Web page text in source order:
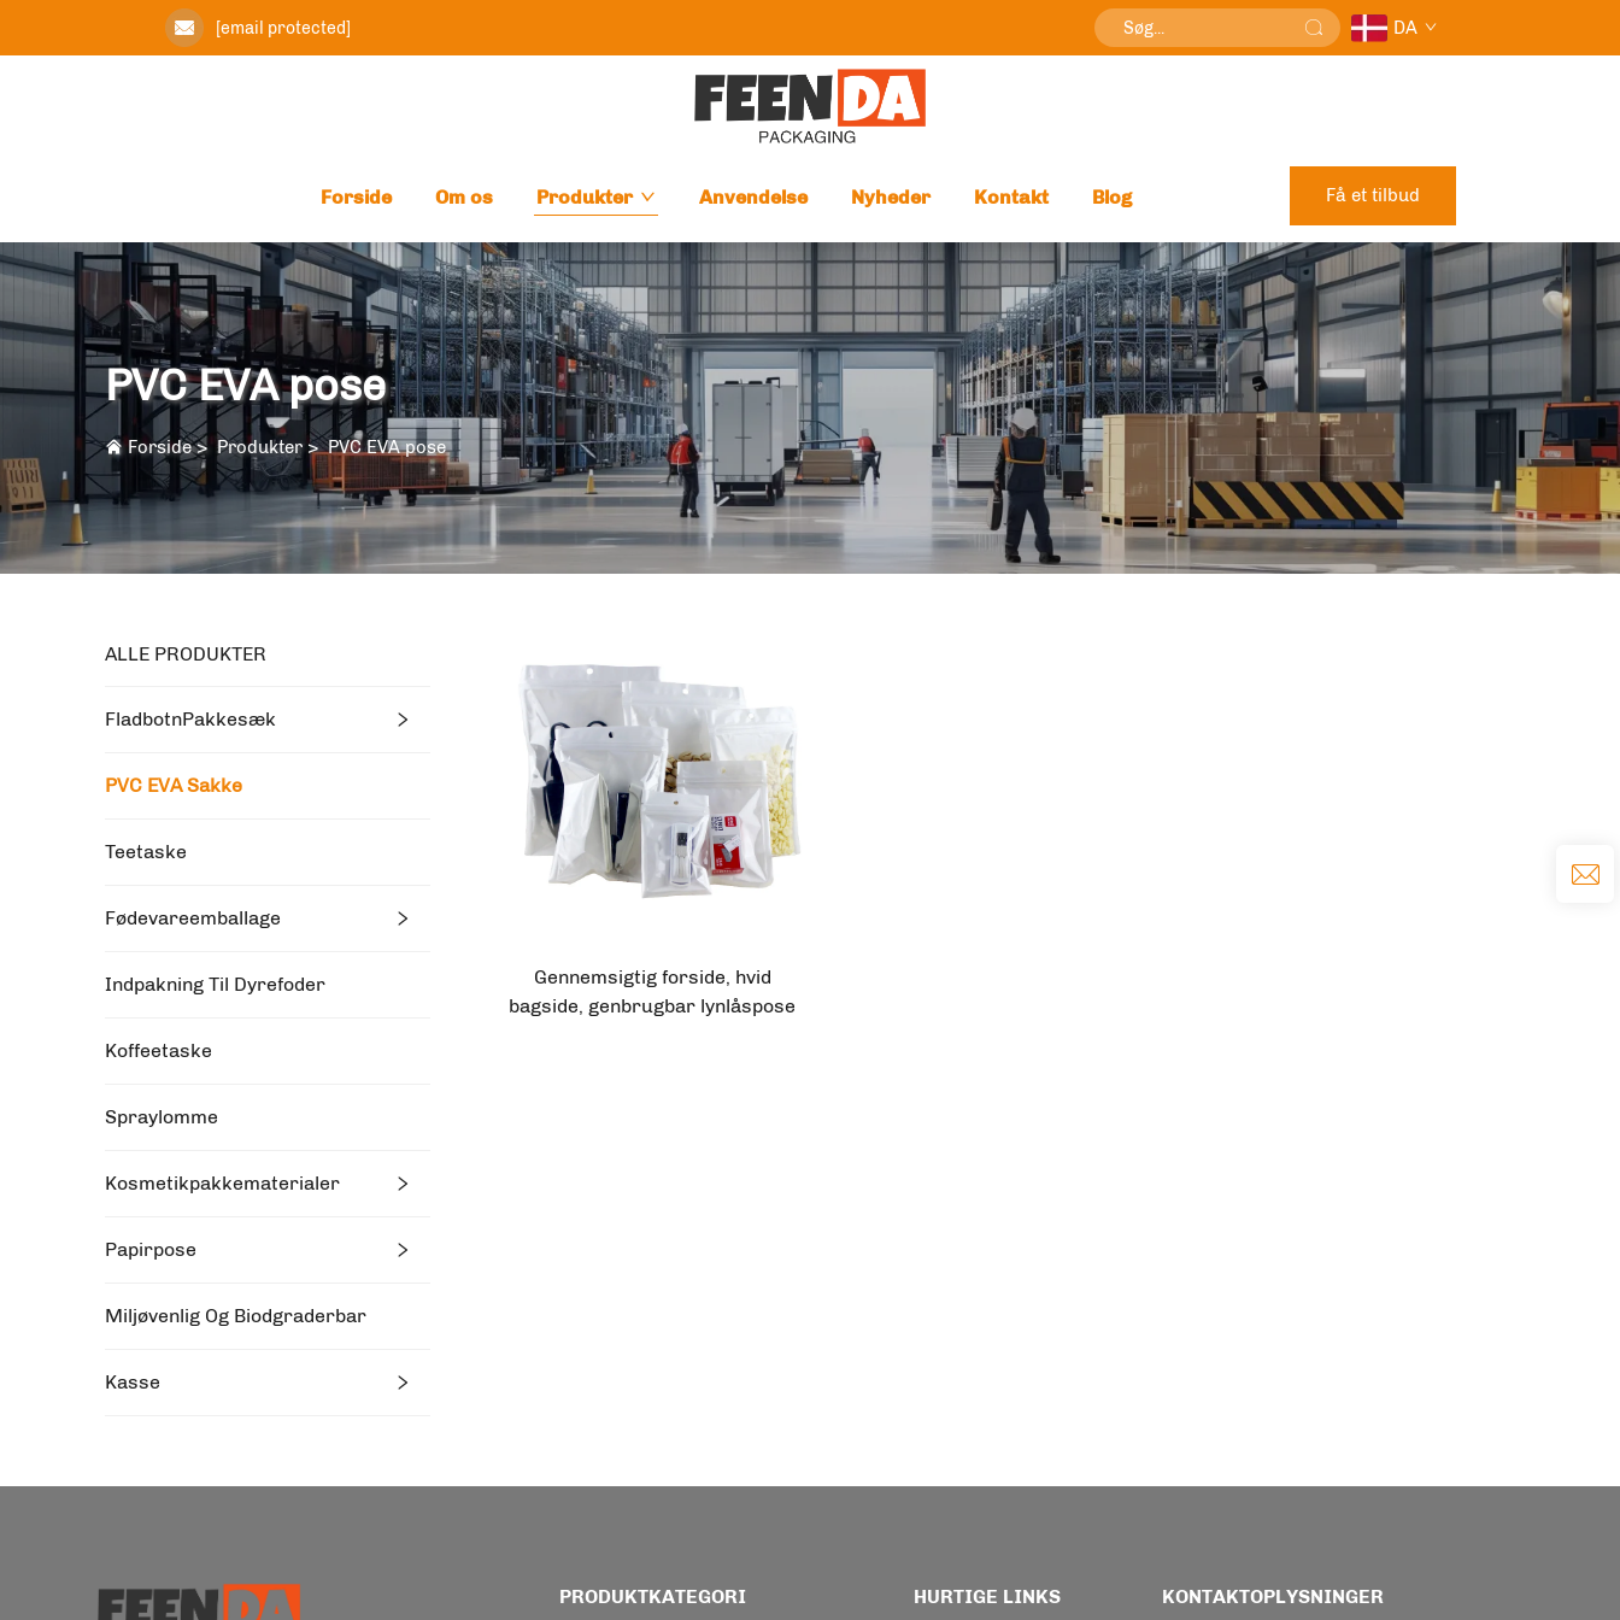
[email protected] DA
Forside Om os Produkter Anvendelse Nyheder Kontakt Blog Få et tilbud
PVC EVA pose
Forside> Produkter >PVC EVA pose
ALLE PRODUKTER
FladbotnPakkesæk
PVC EVA Sakke
Teetaske
Fødevareemballage
Indpakning Til Dyrefoder
Koffeetaske
Spraylomme
Kosmetikpakkematerialer
Papirpose
Miljøvenlig Og Biodgraderbar
Kasse
Gennemsigtig forside, hvid
bagside, genbrugbar lynlåspose
PRODUKTKATEGORI HURTIGE LINKS KONTAKTOPLYSNINGER